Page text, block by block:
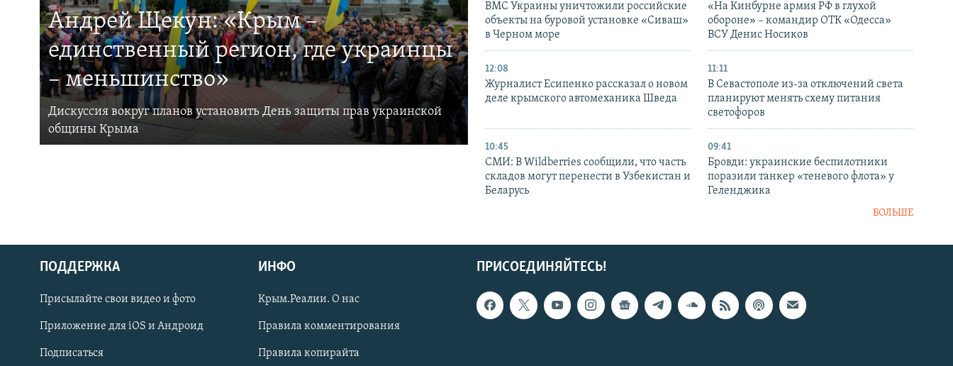
Українською
Qırımtatar
ПРИСОЕДИНЯЙТЕСЬ!
Андрей Щекун: «Крым –
единственный регион, где украинцы
– меньшинство»
Дискуссия вокруг планов установить День защиты прав украинской
общины Крыма
ВМС Украины уничтожили российские
объекты на буровой установке «Сиваш»
в Черном море
«На Кинбурне армия РФ в глухой
обороне» – командир ОТК «Одесса»
ВСУ Денис Носиков
12:08
Журналист Есипенко рассказал о новом
деле крымского автомеханика Шведа
11:11
В Севастополе из-за отключений света
планируют менять схему питания
светофоров
10:45
СМИ: В Wildberries сообщили, что часть
складов могут перенести в Узбекистан и
Беларусь
09:41
Бровди: украинские беспилотники
поразили танкер «теневого флота» у
Геленджика
БОЛЬШЕ
ПРИСОЕДИНЯЙТЕСЬ!
ПОДДЕРЖКА
Присылайте свои видео и фото
Приложение для iOS и Андроид
Подписаться
ИНФО
Крым.Реалии. О нас
Правила комментирования
Правила копирайта